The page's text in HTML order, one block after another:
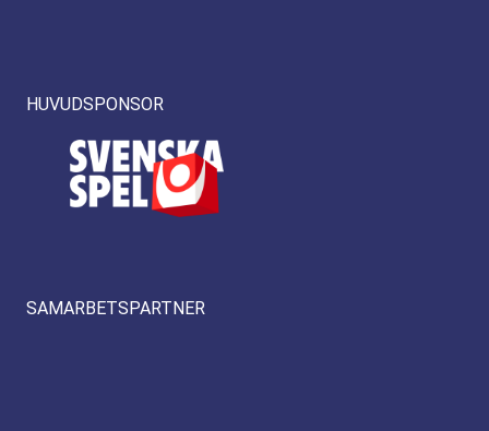
HUVUDSPONSOR
SAMARBETSPARTNER